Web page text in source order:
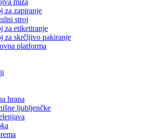
miza
za zapiranje
stroj
za etiketiranje
za skrčljivo pakiranje
platforma
hrana
ljubljenčke